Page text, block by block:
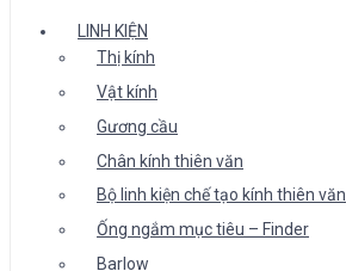
LINH KIỆN
Thị kính
Vật kính
Gương cầu
Chân kính thiên văn
Bộ linh kiện chế tạo kính thiên văn
Ống ngắm mục tiêu – Finder
Barlow